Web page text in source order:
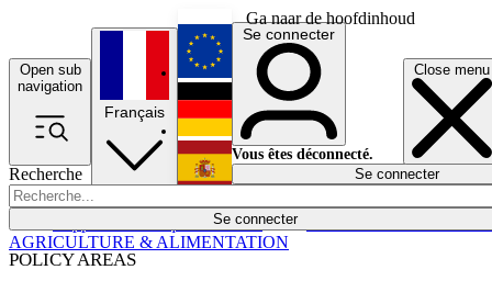
Ga naar de hoofdinhoud
Open sub
navigation
Close menu
Recherche
Se connecter
POLICY AREAS
Économie
Français
English
Deutsch
Español
Se connecter
Vous êtes déconnecté.
Se connecter
AGRICULTURE & ALIMENTATION